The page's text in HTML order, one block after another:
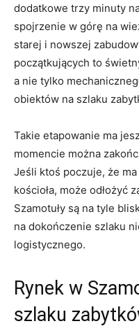
dodatkowe trzy minuty
spojrzenie w górę na
starej i nowszej
początkujących to
a nie tylko
obiektów na szlaku
Takie etapowanie ma
momencie można
Jeśli ktoś poczuje, że
kościoła, może odłożyć
Szamotuły są na tyle
na dokończenie szlaku
logistycznego.
Rynek w
szlaku